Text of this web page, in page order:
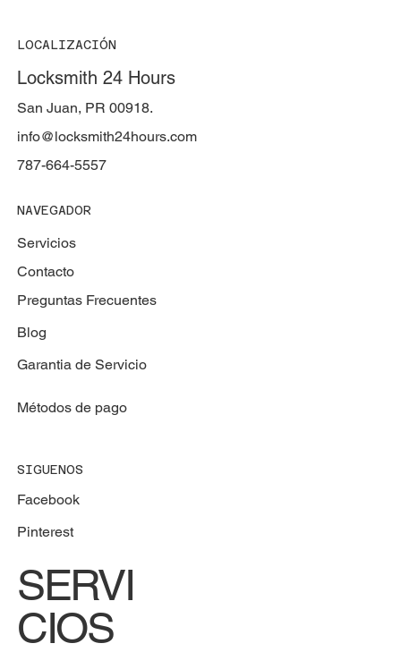
de auto y abrir una caja fuerte
LOCALIZACIÓN
Locksmith 24 Hours
San Juan, PR 00918.
787-664-5557
info@locksmith24hours.com
NAVEGADOR
Servicios
Contacto
Preguntas Frecuentes
Blog
Garantia de Servicio
Métodos de pago
SIGUENOS
Facebook
Pinterest
SERVI
CIOS